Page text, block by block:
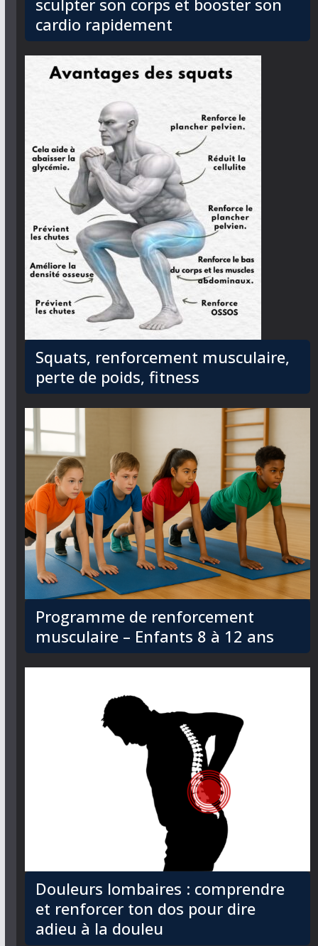
sculpter son corps et booster son
cardio rapidement
Squats, renforcement musculaire,
perte de poids, fitness
Programme de renforcement
musculaire – Enfants 8 à 12 ans
Douleurs lombaires : comprendre
et renforcer ton dos pour dire
adieu à la douleu